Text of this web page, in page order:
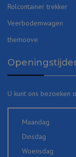
Rolcontainer trekker
Veerbodemwagen
themoove
U kunt ons bezoeken
Maandag
Dinsdag
Woensdag